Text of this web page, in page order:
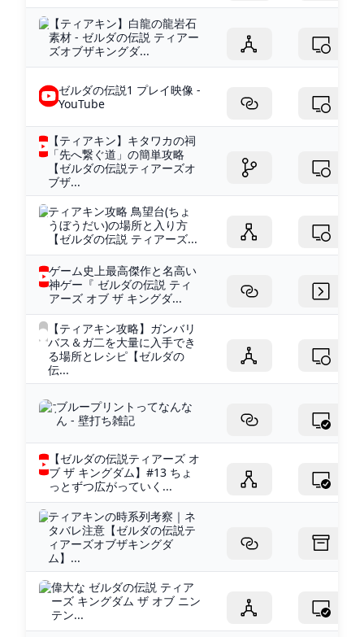
【ティアキン】白龍の龍岩石
素材 - ゼルダの伝説 ティアー
ズオブザキングダ...
ゼルダの伝説1 プレイ映像 -
YouTube
【ティアキン】キタワカの祠
「先へ繋ぐ道」の簡単攻略
【ゼルダの伝説ティアーズオ
ブザ...
ティアキン攻略 鳥望台(ちょ
うぼうだい)の場所と入り方
【ゼルダの伝説 ティアーズ...
ゲーム史上最高傑作と名高い
神ゲー『 ゼルダの伝説 ティ
アーズ オブ ザ キングダ...
【ティアキン攻略】ガンバリ
バス＆ガ二を大量に入手でき
る場所とレシピ【ゼルダの
伝...
ブループリントってなんな
ん - 壁打ち雑記
【ゼルダの伝説ティアーズ オ
ブ ザ キングダム】#13 ちょ
っとずつ広がっていく...
ティアキンの時系列考察｜ネ
タバレ注意【ゼルダの伝説テ
ィアーズオブザキングダ
ム】...
偉大な ゼルダの伝説 ティア
ーズ キングダム ザ オブ ニン
テン...